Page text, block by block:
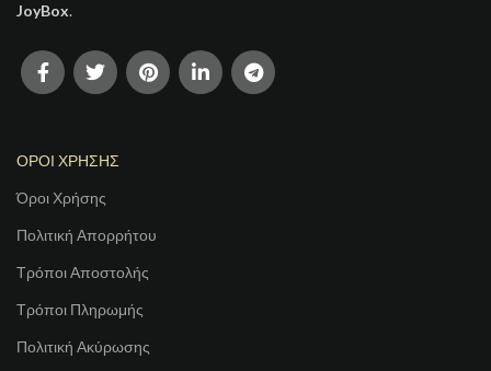
JoyBox.
ΟΡΟΙ ΧΡΗΣΗΣ
Όροι Χρήσης
Πολιτική Απορρήτου
Τρόποι Αποστολής
Τρόποι Πληρωμής
Πολιτική Ακύρωσης